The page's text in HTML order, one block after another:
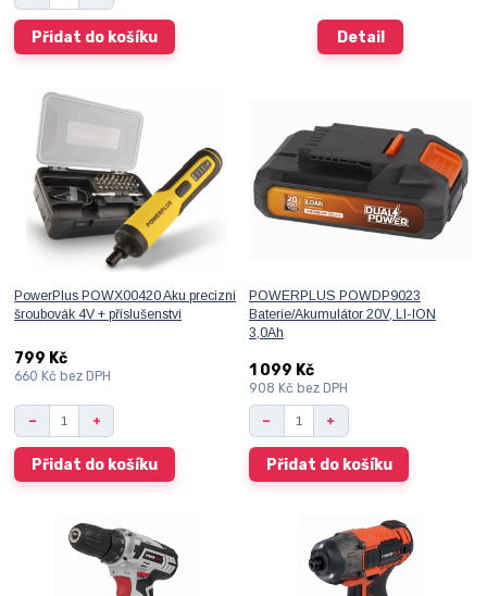
Přidat do košíku Detail
PowerPlus POWX00420 Aku precizní
šroubovák 4V + příslušenství
799 Kč
660 Kč bez DPH
Přidat do košíku
POWERPLUS POWDP9023
Baterie/Akumulátor 20V, LI-ION
3,0Ah
1 099 Kč
908 Kč bez DPH
Přidat do košíku